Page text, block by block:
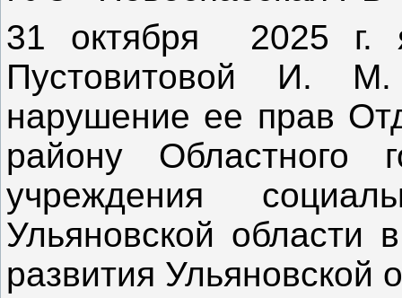
31 октября 2025 г.
Пустовитовой И.
нарушение ее прав
району Областного
учреждения
Ульяновской области
развития